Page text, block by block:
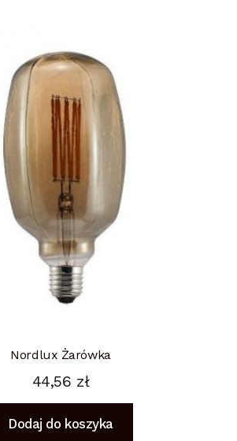
Nordlux Żarówka
44,56 zł
Dodaj do koszyka